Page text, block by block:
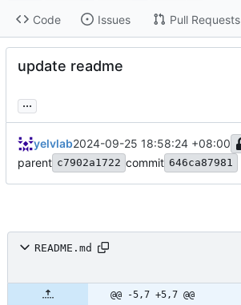
Code Issues Pull Requests
update readme
...
yelvlab2024-09-25 18:58:24 +08:00
parent c7902a1722 commit 646ca87981
README.md
@@ -5,7 +5,7 @@